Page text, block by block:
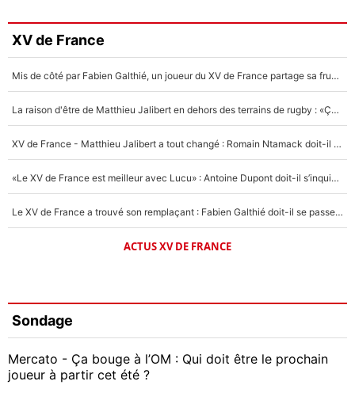
XV de France
Mis de côté par Fabien Galthié, un joueur du XV de France partage sa frustration : «ils ne me l’ont pas dit tout de suite»
La raison d'être de Matthieu Jalibert en dehors des terrains de rugby : «Ça m'atteint autant que si tu touches à un membre de ma famille»
XV de France - Matthieu Jalibert a tout changé : Romain Ntamack doit-il s’inquiéter pour sa place à un an de la Coupe du monde ?
«Le XV de France est meilleur avec Lucu» : Antoine Dupont doit-il s’inquiéter pour sa place ?
Le XV de France a trouvé son remplaçant : Fabien Galthié doit-il se passer d'Antoine Dupont ?
ACTUS XV DE FRANCE
Sondage
Mercato - Ça bouge à l’OM : Qui doit être le prochain
joueur à partir cet été ?